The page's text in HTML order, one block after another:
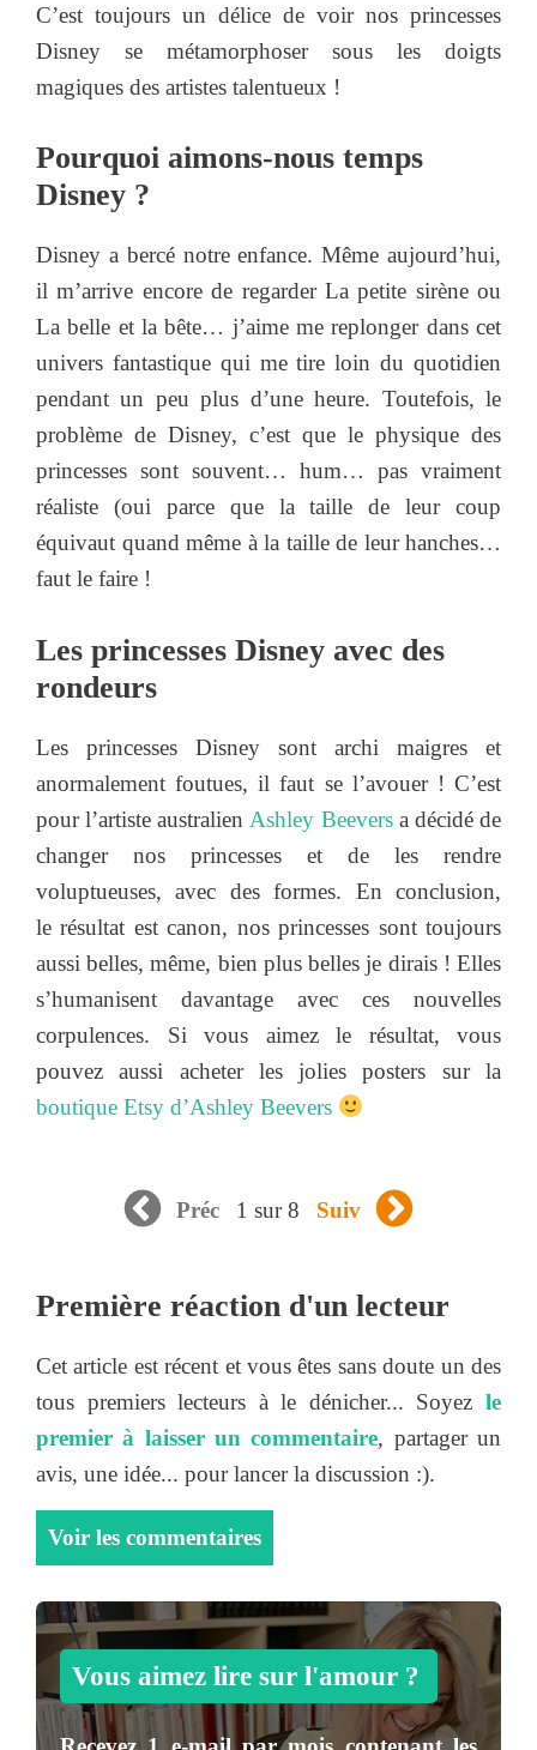
C’est toujours un délice de voir nos princesses
Disney se métamorphoser sous les doigts
magiques des artistes talentueux !
Pourquoi aimons-nous temps
Disney ?
Disney a bercé notre enfance. Même aujourd’hui,
il m’arrive encore de regarder La petite sirène ou
La belle et la bête… j’aime me replonger dans cet
univers fantastique qui me tire loin du quotidien
pendant un peu plus d’une heure. Toutefois, le
problème de Disney, c’est que le physique des
princesses sont souvent… hum… pas vraiment
réaliste (oui parce que la taille de leur coup
équivaut quand même à la taille de leur hanches…
faut le faire !
Les princesses Disney avec des
rondeurs
Les princesses Disney sont archi maigres et
anormalement foutues, il faut se l’avouer ! C’est
pour l’artiste australien Ashley Beeversa décidé de
changer nos princesses et de les rendre
voluptueuses, avec des formes. En conclusion,
le résultat est canon, nos princesses sont toujours
aussi belles, même, bien plus belles je dirais ! Elles
s’humanisent davantage avec ces nouvelles
corpulences. Si vous aimez le résultat, vous
pouvez aussi acheter les jolies posters sur la
boutique Etsy d’Ashley Beevers
Préc 1 sur 8 Suiv
Première réaction d'un lecteur
Cet article est récent et vous êtes sans doute un des
tous premiers lecteurs à le dénicher... Soyez le
premier à laisser un commentaire, partager un
avis, une idée... pour lancer la discussion :).
Voir les commentaires
Vous aimez lire sur l'amour ?